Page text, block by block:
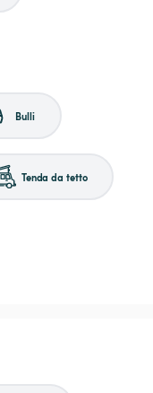
Bulli
Tenda da tetto